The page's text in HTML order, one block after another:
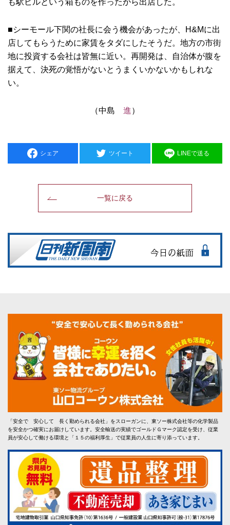
も駅ビルという箱ものを作ったから出店した。
■シーモール下関の社長に会う機会があったが、H&Mに出
店してもらうために家賃をタダにしたそうだ。地方の市街
地に投資する会社は皆無に近い。再開発は、自治体が腹を
据えて、決死の覚悟がないとうまくいかないかもしれな
い。
（中島 進）
シェア ツイート LINEで送る
一覧に戻る
「安全で 安心して 長く勤められる会社」をスローガンに、東ソー株式会社等の化学製品
を安全かつ確実にお届けしています。安全輸送の実績でゴールドＧマーク認定を受け、従業
員が安心して働ける環境と「１５の福利厚生」で従業員の人生に寄り添っています。